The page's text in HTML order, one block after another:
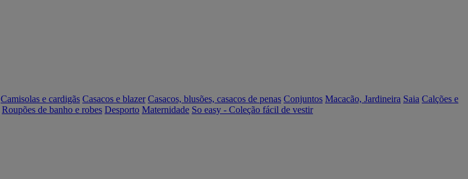
Camisolas e cardigãs Casacos e blazer Casacos, blusões, casacos de penas Conjuntos Macacão, Jardineira Saia Calções e
Roupões de banho e robes Desporto Maternidade So easy - Coleção fácil de vestir